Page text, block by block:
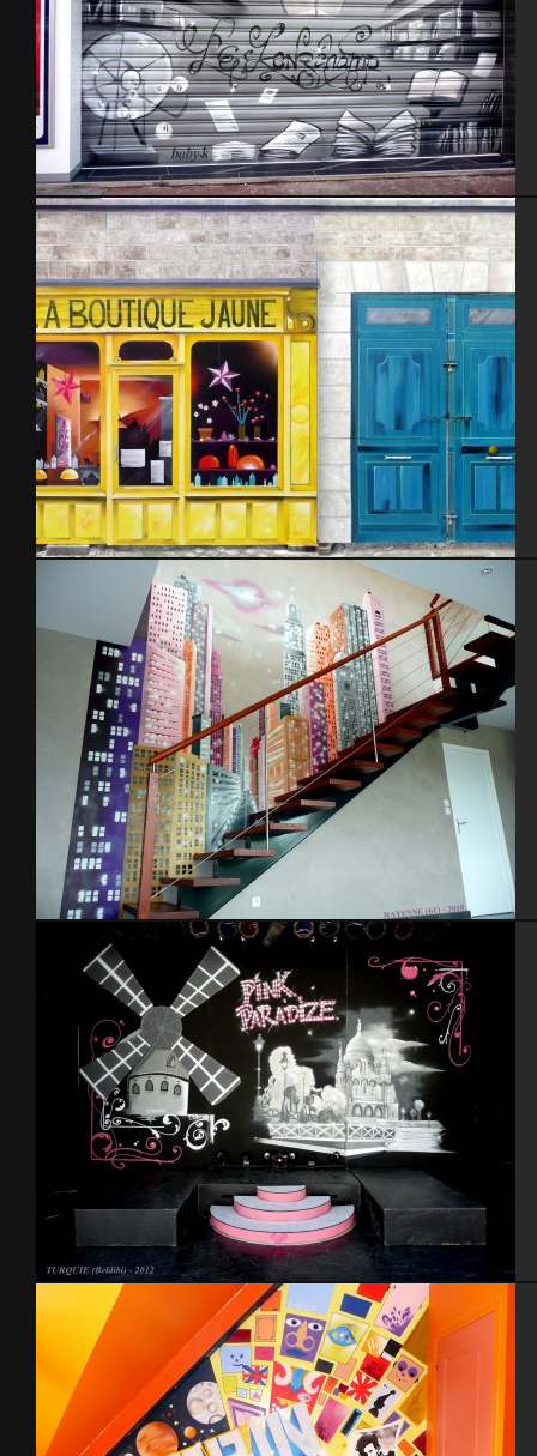
Cherbourg 2010
Trompe l’oeil (14m.x4m.) – Cherbourg 2014
Déco Loft – 2010
Turquie 2012